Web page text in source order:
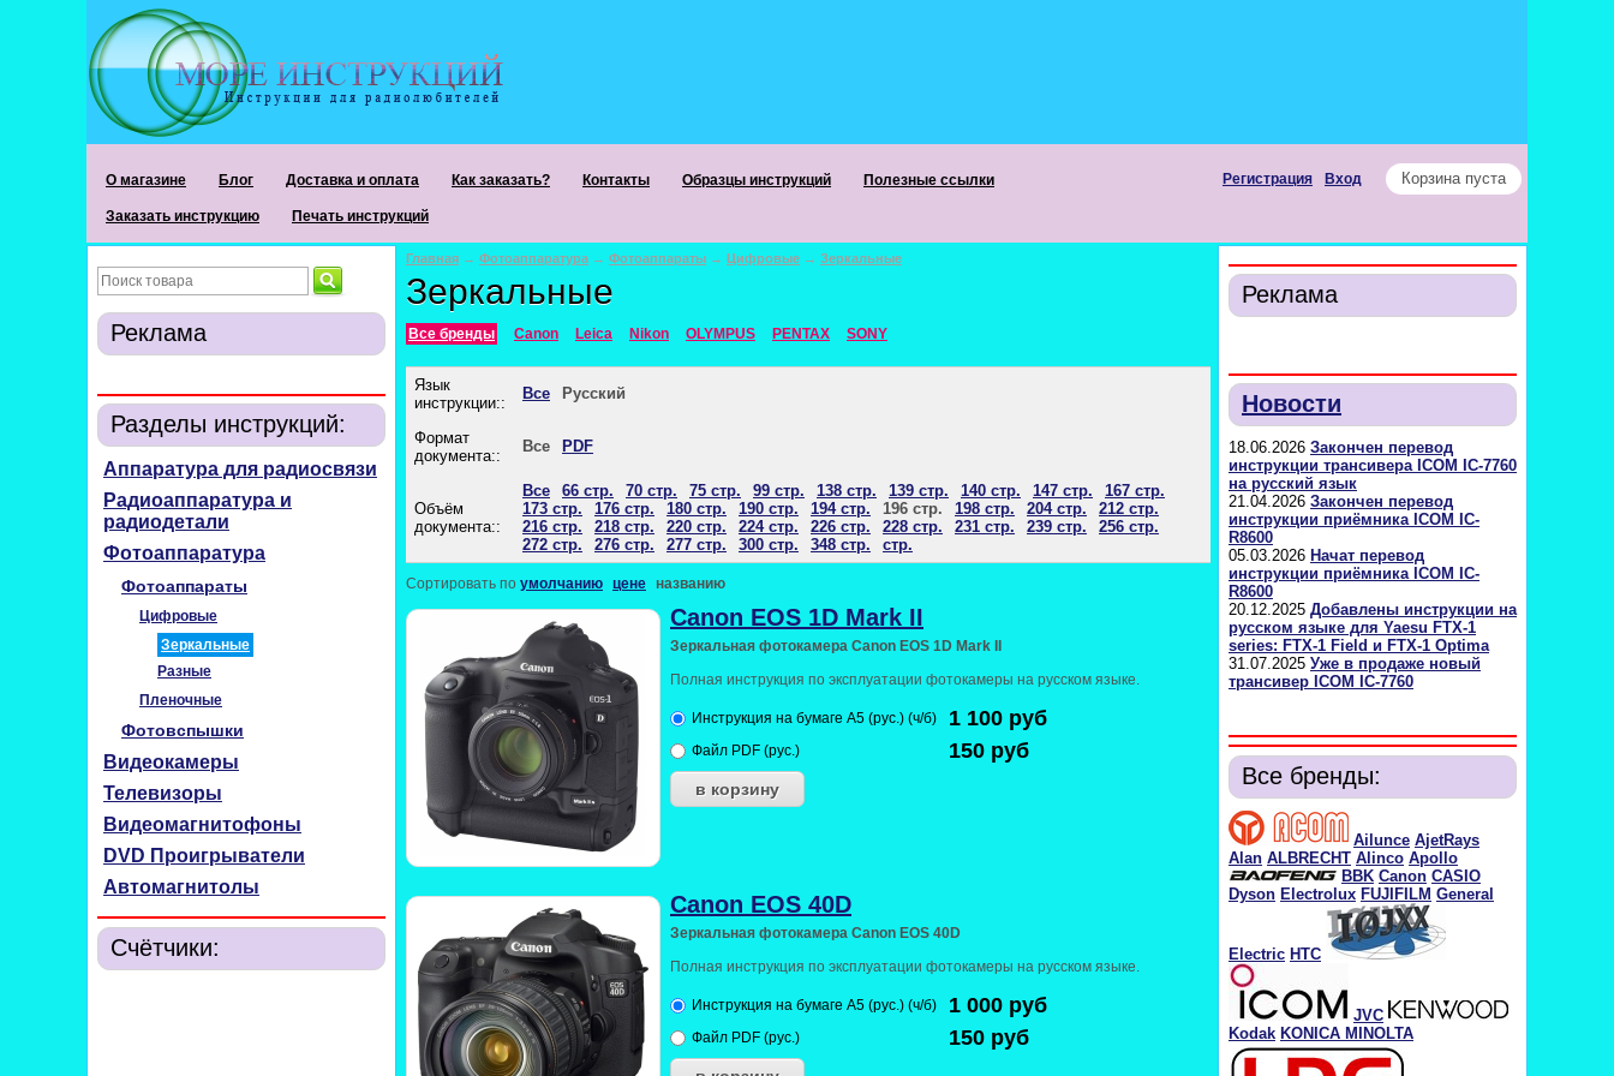
О магазине Блог Доставка и оплата Как заказать? Контакты Образцы инструкций Полезные ссылки
Заказать инструкцию Печать инструкций
Корзина пуста
Регистрация Вход
Реклама
Разделы инструкций:
Аппаратура для радиосвязи
Радиоаппаратура и
радиодетали
Фотоаппаратура
Фотоаппараты
Цифровые
Зеркальные
Разные
Пленочные
Фотовспышки
Видеокамеры
Телевизоры
Видеомагнитофоны
DVD Проигрыватели
Автомагнитолы
Счётчики:
Реклама
Новости
18.06.2026 Закончен перевод
инструкции трансивера ICOM IC-7760
на русский язык
21.04.2026 Закончен перевод
инструкции приёмника ICOM IC-
R8600
05.03.2026 Начат перевод
инструкции приёмника ICOM IC-
R8600
20.12.2025 Добавлены инструкции на
русском языке для Yaesu FTX-1
series: FTX-1 Field и FTX-1 Optima
31.07.2025 Уже в продаже новый
трансивер ICOM IC-7760
Все бренды:
Ailunce AjetRays
Alan ALBRECHT Alinco Apollo
BBK Canon CASIO
Dyson Electrolux FUJIFILM General
Electric HTC
JVC
Kodak KONICA MINOLTA
Главная → Фотоаппаратура → Фотоаппараты → Цифровые → Зеркальные
Зеркальные
Все бренды Canon Leica Nikon OLYMPUS PENTAX SONY
Язык
инструкции::
Все Русский
Формат
документа::
Все PDF
Объём
документа::
Все 66 стр. 70 стр. 75 стр. 99 стр. 138 стр. 139 стр. 140 стр. 147 стр.
167 стр.
173 стр.
176 стр. 180 стр. 190 стр. 194 стр. 196 стр. 198 стр. 204 стр.
212 стр.
216 стр.
218 стр. 220 стр. 224 стр. 226 стр. 228 стр. 231 стр. 239 стр.
256 стр.
272 стр.
276 стр. 277 стр. 300 стр. 348 стр. стр.
Сортировать по умолчанию цене названию
Canon EOS 1D Mark II
Зеркальная фотокамера Canon EOS 1D Mark II
Полная инструкция по эксплуатации фотокамеры на русском языке.
Инструкция на бумаге А5 (рус.) (ч/б) 1 100 руб
Файл PDF (рус.) 150 руб
Canon EOS 40D
Зеркальная фотокамера Canon EOS 40D
Полная инструкция по эксплуатации фотокамеры на русском языке.
Инструкция на бумаге А5 (рус.) (ч/б) 1 000 руб
Файл PDF (рус.) 150 руб